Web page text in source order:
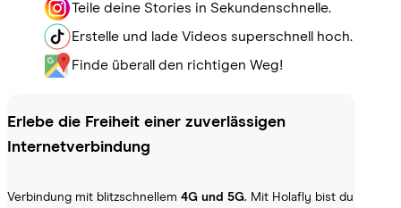
Teile deine Stories in Sekundenschnelle.
Erstelle und lade Videos superschnell hoch.
Finde überall den richtigen Weg!
Erlebe die Freiheit einer zuverlässigen
Internetverbindung
Verbindung mit blitzschnellem 4G und 5G. Mit Holafly bist du